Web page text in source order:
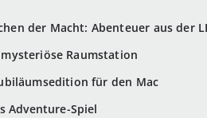
der Macht: Abenteuer aus der
Raumstation
für den Mac
Adventure-Spiel